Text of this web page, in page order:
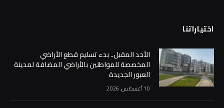
اختياراتنا
الأحد المقبل.. بدء تسليم قطع الأراضي
المخصصة للمواطنين بالأراضي المضافة لمدينة
العبور الجديدة
10 أغسطس، 2026